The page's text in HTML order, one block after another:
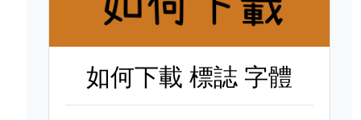
如何下載標誌 字體